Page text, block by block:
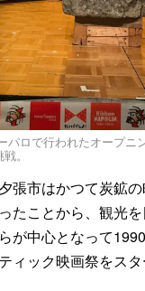
パロで行われたオープニ
。
張市はかつて炭鉱
たことから、観光
が中心となって
ィック映画祭をスタ